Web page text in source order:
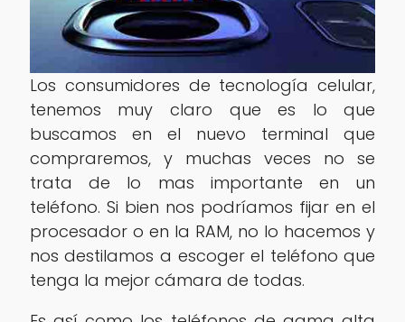
Los consumidores de tecnología celular,
tenemos muy claro que es lo que
buscamos en el nuevo terminal que
compraremos, y muchas veces no se
trata de lo mas importante en un
teléfono. Si bien nos podríamos fijar en el
procesador o en la RAM, no lo hacemos y
nos destilamos a escoger el teléfono que
tenga la mejor cámara de todas.